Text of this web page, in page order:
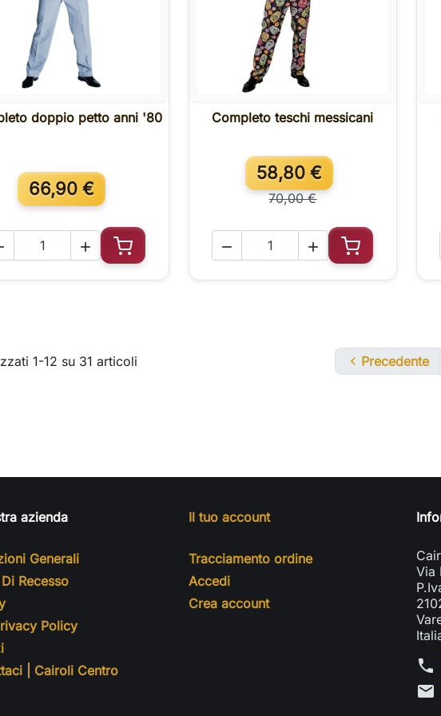
 Anteprima
doppio petto anni '80
66,90 €

Aggiungi al carrello
 Anteprima
Completo teschi messicani
58,80 €
70,00 €


Aggiungi al
1-12 su 31 articoli  Precedente
azienda
Generali
Recesso
Policy
| Cairoli Centro
Il tuo account
Tracciamento ordine
Accedi
Crea account
Via
phone
mail